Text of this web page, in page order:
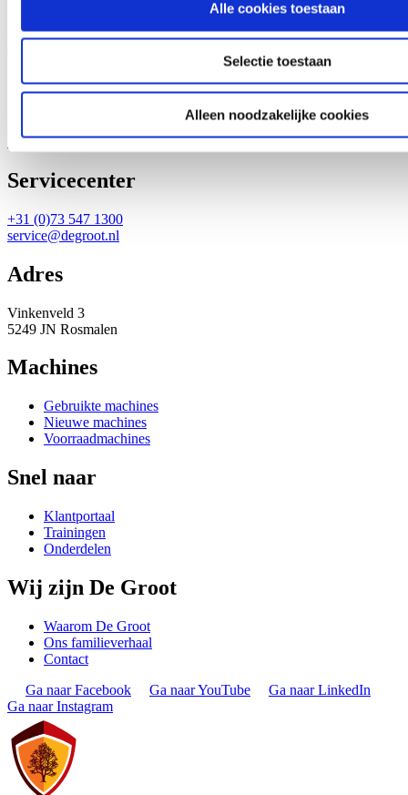
Alle cookies toestaan
Selectie toestaan
Alleen noodzakelijke cookies
+31 (0)73 547 1300
Onderdelen
onderdelen@degroot.nl
Servicecenter
+31 (0)73 547 1300
service@degroot.nl
Adres
Vinkenveld 3
5249 JN Rosmalen
Machines
Gebruikte machines
Nieuwe machines
Voorraadmachines
Snel naar
Klantportaal
Trainingen
Onderdelen
Wij zijn De Groot
Waarom De Groot
Ons familieverhaal
Contact
Ga naar Facebook
Ga naar YouTube
Ga naar LinkedIn
Ga naar Instagram